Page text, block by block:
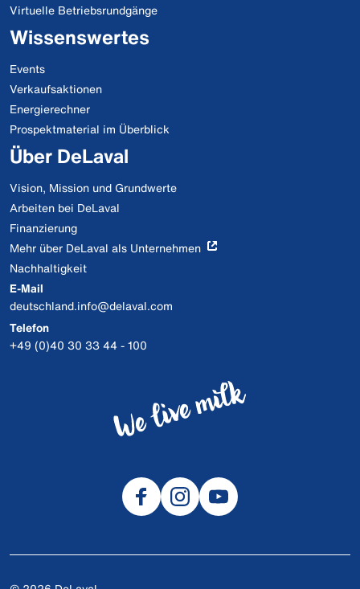
Virtuelle Betriebsrundgänge
Wissenswertes
Events
Verkaufsaktionen
Energierechner
Prospektmaterial im Überblick
Über DeLaval
Vision, Mission und Grundwerte
Arbeiten bei DeLaval
Finanzierung
Mehr über DeLaval als Unternehmen
Nachhaltigkeit
E-Mail
deutschland.info@delaval.com
Telefon
+49 (0)40 30 33 44 - 100